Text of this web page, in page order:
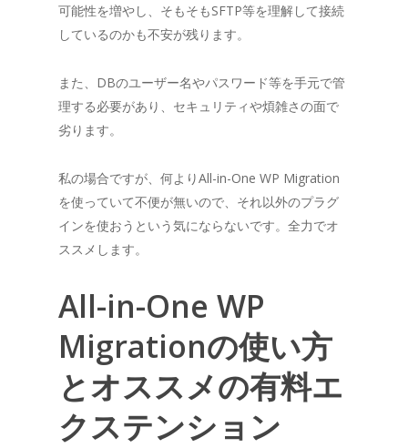
可能性を増やし、そもそもSFTP等を理解して接続
しているのかも不安が残ります。
また、DBのユーザー名やパスワード等を手元で管
理する必要があり、セキュリティや煩雑さの面で
劣ります。
私の場合ですが、何よりAll-in-One WP Migration
を使っていて不便が無いので、それ以外のプラグ
インを使おうという気にならないです。全力でオ
ススメします。
All-in-One WP
Migrationの使い方
とオススメの有料エ
クステンション